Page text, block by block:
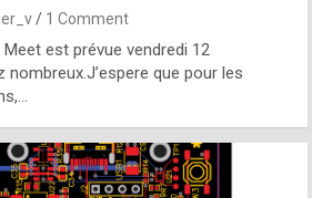
1 Comment
est prévue vendredi 12
nombreux.J’espere que pour les